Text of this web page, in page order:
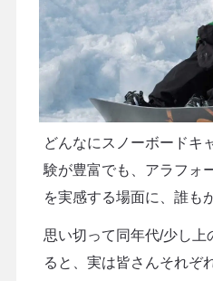
どんなにスノーボードキ
験が豊富でも、アラフォ
を実感する場面に、誰も
思い切って同年代/少し上
ると、実は皆さんそれぞ